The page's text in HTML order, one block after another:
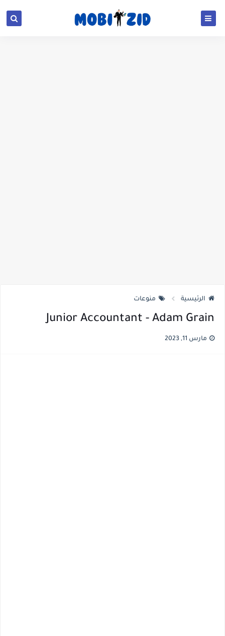
الرئيسية منوعات
Junior Accountant - Adam Grain
مارس 11, 2023